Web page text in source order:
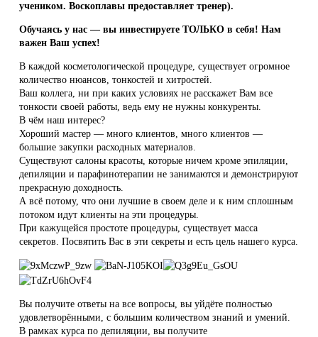
учеником. Воскоплавы предоставляет тренер).
Обучаясь у нас — вы инвестируете ТОЛЬКО в себя! Нам
важен Ваш успех!
В каждой косметологической процедуре, существует огромное
количество нюансов, тонкостей и хитростей.
Ваш коллега, ни при каких условиях не расскажет Вам все
тонкости своей работы, ведь ему не нужны конкуренты.
В чём наш интерес?
Хороший мастер — много клиентов, много клиентов —
большие закупки расходных материалов.
Существуют салоны красоты, которые ничем кроме эпиляции,
депиляции и парафинотерапии не занимаются и демонстрируют
прекрасную доходность.
А всё потому, что они лучшие в своем деле и к ним сплошным
потоком идут клиенты на эти процедуры.
При кажущейся простоте процедуры, существует масса
секретов. Посвятить Вас в эти секреты и есть цель нашего курса.
Вы получите ответы на все вопросы, вы уйдёте полностью
удовлетворёнными, с большим количеством знаний и умений.
В рамках курса по депиляции, вы получите